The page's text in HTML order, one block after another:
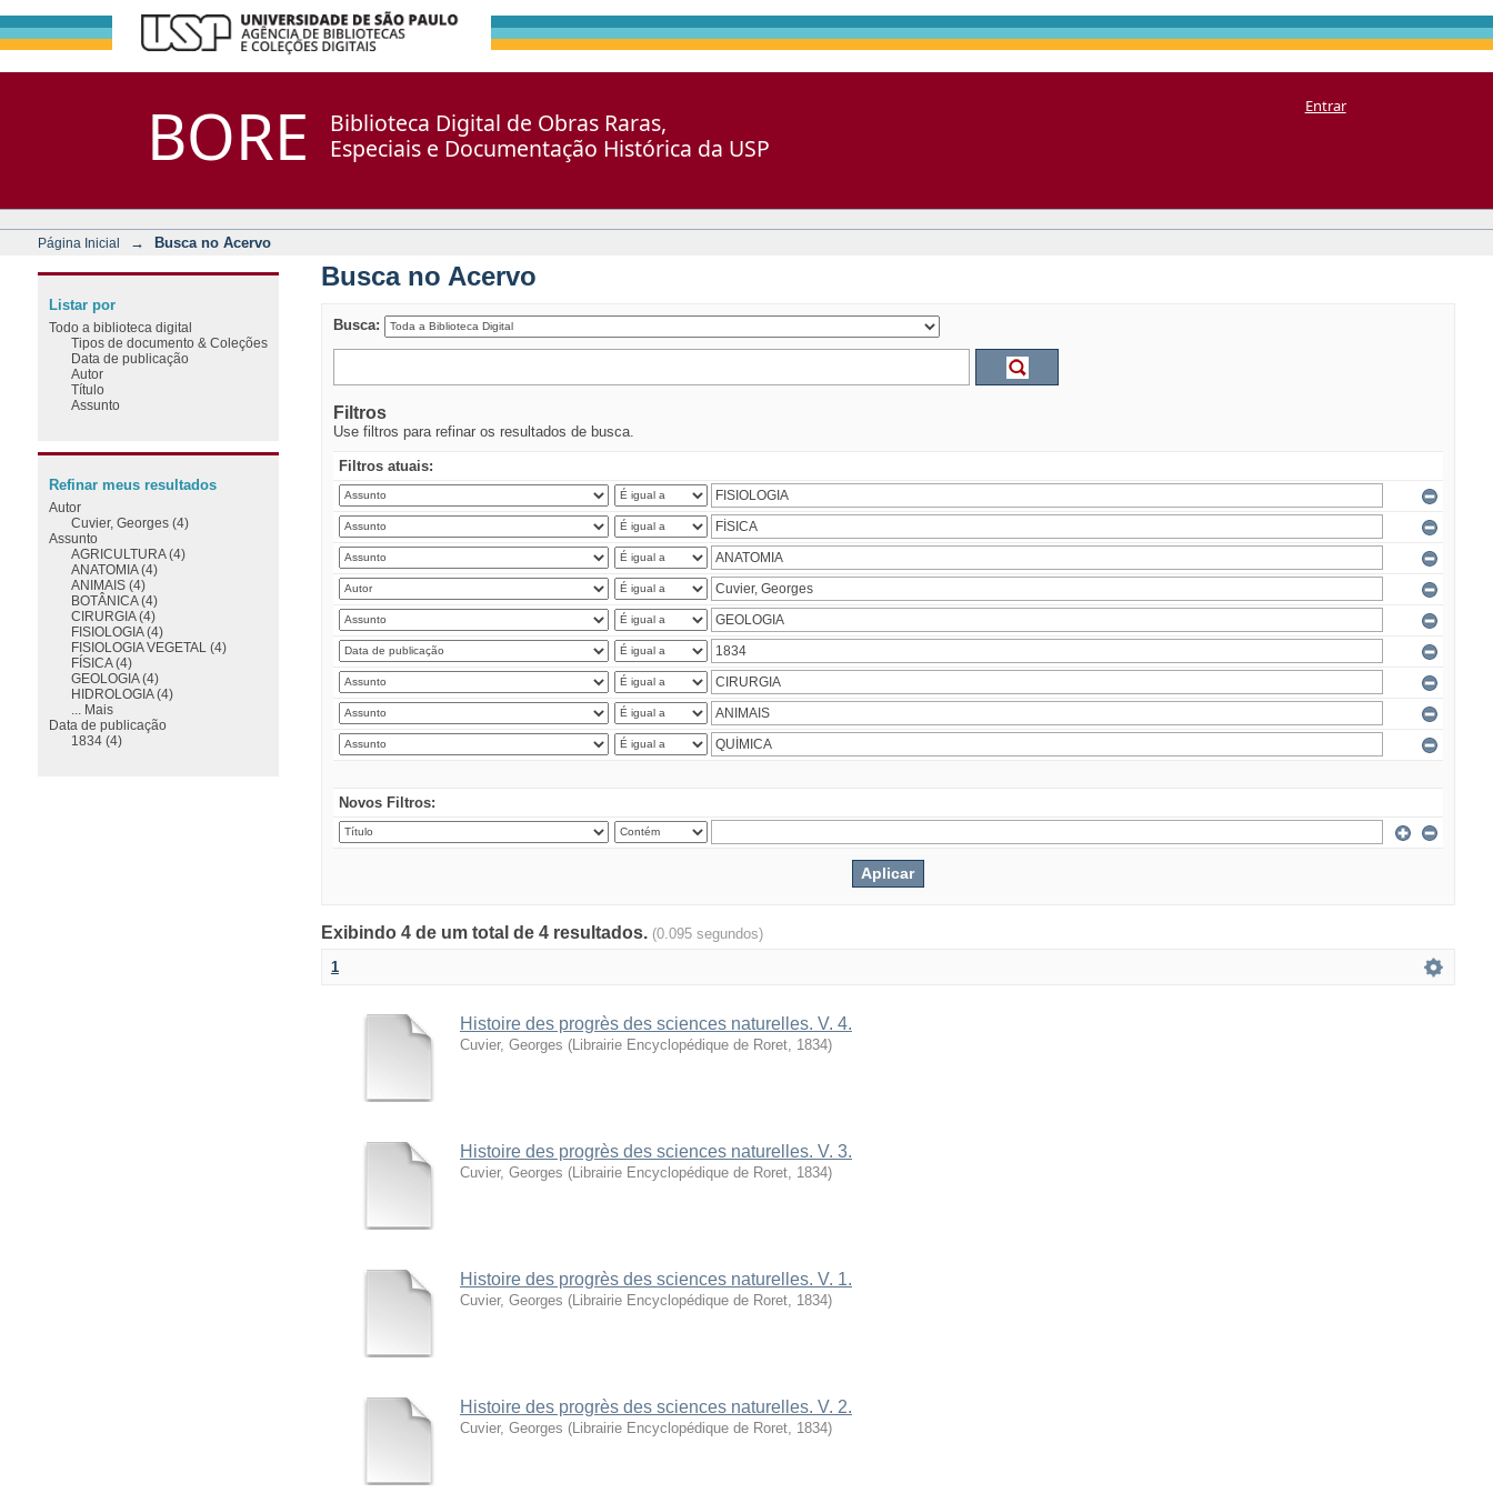
BORE
Biblioteca Digital de Obras Raras,
Especiais e Documentação Histórica da USP
Entrar
Página Inicial → Busca no Acervo
Busca no Acervo
Busca:
Filtros
Use filtros para refinar os resultados de busca.
Filtros atuais:
Novos Filtros:
Exibindo 4 de um total de 4 resultados. (0.095 segundos)
1
Histoire des progrès des sciences naturelles. V. 4.
Cuvier, Georges (Librairie Encyclopédique de Roret, 1834)
Histoire des progrès des sciences naturelles. V. 3.
Cuvier, Georges (Librairie Encyclopédique de Roret, 1834)
Histoire des progrès des sciences naturelles. V. 1.
Cuvier, Georges (Librairie Encyclopédique de Roret, 1834)
Histoire des progrès des sciences naturelles. V. 2.
Cuvier, Georges (Librairie Encyclopédique de Roret, 1834)
Listar por
Todo a biblioteca digital
Tipos de documento & Coleções
Data de publicação
Autor
Título
Assunto
Refinar meus resultados
Autor
Cuvier, Georges (4)
Assunto
AGRICULTURA (4)
ANATOMIA (4)
ANIMAIS (4)
BOTÂNICA (4)
CIRURGIA (4)
FISIOLOGIA (4)
FISIOLOGIA VEGETAL (4)
FÍSICA (4)
GEOLOGIA (4)
HIDROLOGIA (4)
... Mais
Data de publicação
1834 (4)